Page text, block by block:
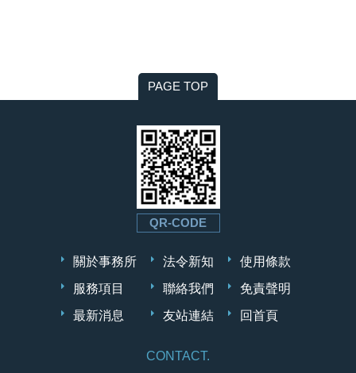
PAGE TOP
QR-CODE
關於事務所
服務項目
最新消息
法令新知
聯絡我們
友站連結
使用條款
免責聲明
回首頁
CONTACT.